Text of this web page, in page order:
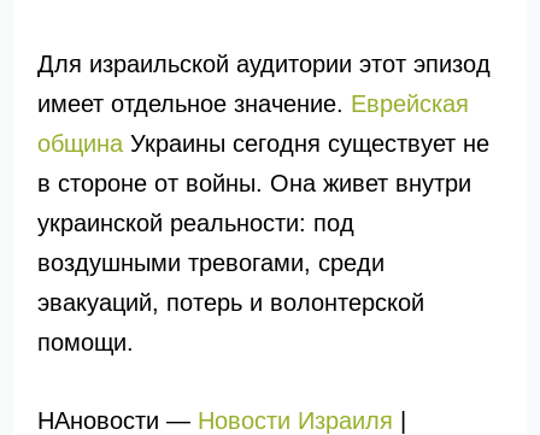
Для израильской аудитории этот эпизод
имеет отдельное значение. Еврейская
общинаУкраины сегодня существует не
в стороне от войны. Она живет внутри
украинской реальности: под
воздушными тревогами, среди
эвакуаций, потерь и волонтерской
помощи.
НАновости — Новости Израиля